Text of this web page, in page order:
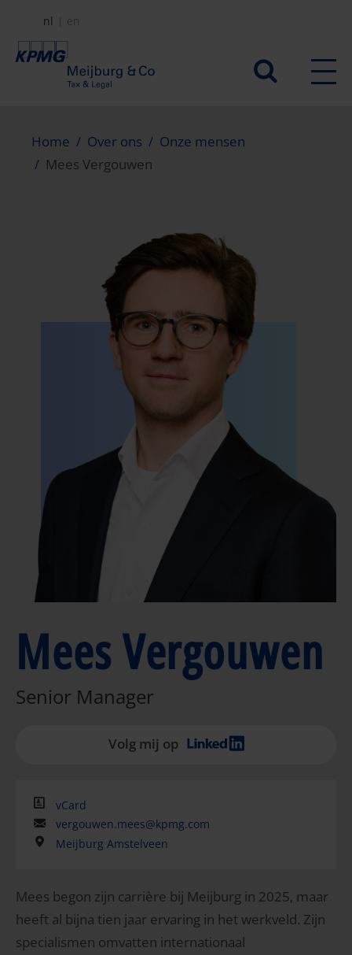
naar
Secundair
nl en
Home Over ons
Onze mensen
Mees Vergouwen
Mees Vergouwen
Senior Manager
Volg mij op
vCard
vergouwen.mees@kpmg.com
Meijburg Amstelveen
Mees begon zijn carrière bij Meijburg in 2025, maar
heeft al bijna tien jaar ervaring in het werkveld. Zijn
specialismen omvatten internationaal